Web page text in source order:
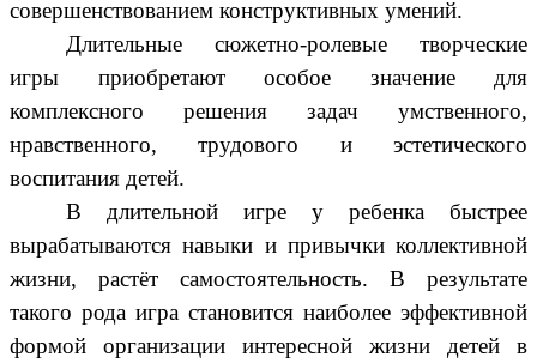
совершенствованием конструктивных умений.
Длительные сюжетно-ролевые творческие
игры приобретают особое значение для
комплексного решения задач умственного,
нравственного, трудового и эстетического
воспитания детей.
В длительной игре у ребенка быстрее
вырабатываются навыки и привычки коллективной
жизни, растёт самостоятельность. В результате
такого рода игра становится наиболее эффективной
формой организации интересной жизни детей в